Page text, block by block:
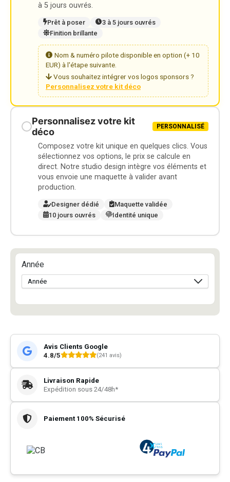
à 5 jours ouvrés.
Prêt à poser
3 à 5 jours ouvrés
Finition brillante
Nom & numéro pilote disponible en option (+ 10
EUR) à l'étape suivante.
Vous souhaitez intégrer vos logos sponsors ?
Personnalisez votre kit déco
Personnalisez votre kit
déco
PERSONNALISÉ
Composez votre kit unique en quelques clics. Vous
sélectionnez vos options, le prix se calcule en
direct. Notre studio design intègre vos éléments et
vous envoie une maquette à valider avant
production.
Designer dédié
Maquette validée
10 jours ouvrés
Identité unique
Année
Avis Clients Google
4.8/5
(241 avis)
Livraison Rapide
Expédition sous 24/48h*
Paiement 100% Sécurisé